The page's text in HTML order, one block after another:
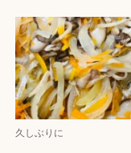
久しぶりに